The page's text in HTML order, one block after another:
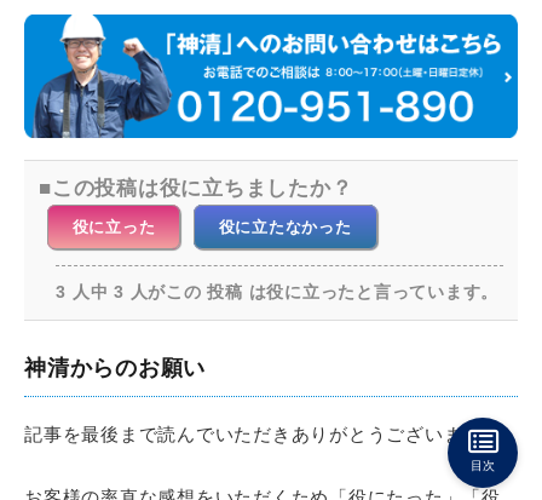
この投稿は役に立ちましたか？
役に立った 役に立たなかった
3 人中 3 人がこの 投稿 は役に立ったと言っています。
神清からのお願い
記事を最後まで読んでいただきありがとうございます。
目次